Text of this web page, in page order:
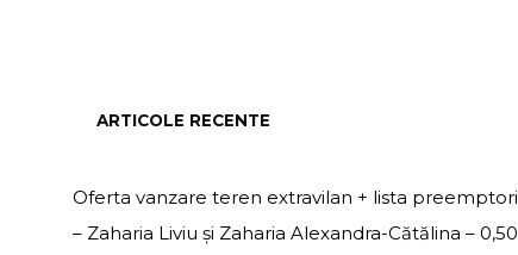
ARTICOLE RECENTE
Oferta vanzare teren extravilan + lista preemptori
– Zaharia Liviu și Zaharia Alexandra-Cătălina – 0,50